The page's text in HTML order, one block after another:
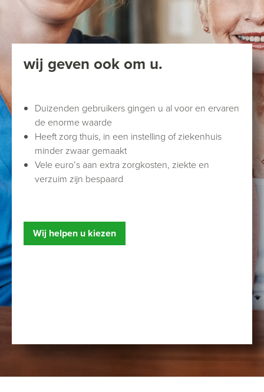
wij geven ook om u.
Duizenden gebruikers gingen u al voor en ervaren
de enorme waarde
Heeft zorg thuis, in een instelling of ziekenhuis
minder zwaar gemaakt
Vele euro’s aan extra zorgkosten, ziekte en
verzuim zijn bespaard
Wij helpen u kiezen